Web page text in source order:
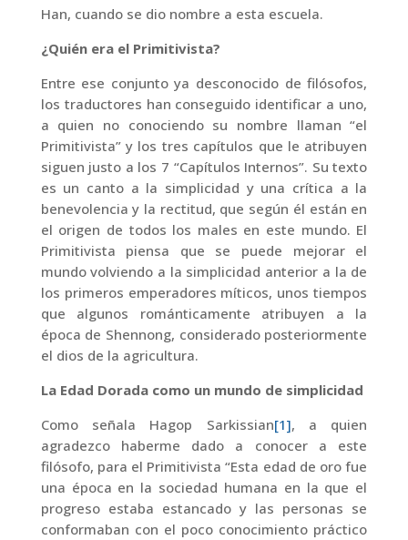
Han, cuando se dio nombre a esta escuela.
¿Quién era el Primitivista?
Entre ese conjunto ya desconocido de filósofos,
los traductores han conseguido identificar a uno,
a quien no conociendo su nombre llaman “el
Primitivista” y los tres capítulos que le atribuyen
siguen justo a los 7 “Capítulos Internos”. Su texto
es un canto a la simplicidad y una crítica a la
benevolencia y la rectitud, que según él están en
el origen de todos los males en este mundo. El
Primitivista piensa que se puede mejorar el
mundo volviendo a la simplicidad anterior a la de
los primeros emperadores míticos, unos tiempos
que algunos románticamente atribuyen a la
época de Shennong, considerado posteriormente
el dios de la agricultura.
La Edad Dorada como un mundo de simplicidad
Como señala Hagop Sarkissian[1], a quien
agradezco haberme dado a conocer a este
filósofo, para el Primitivista “Esta edad de oro fue
una época en la sociedad humana en la que el
progreso estaba estancado y las personas se
conformaban con el poco conocimiento práctico